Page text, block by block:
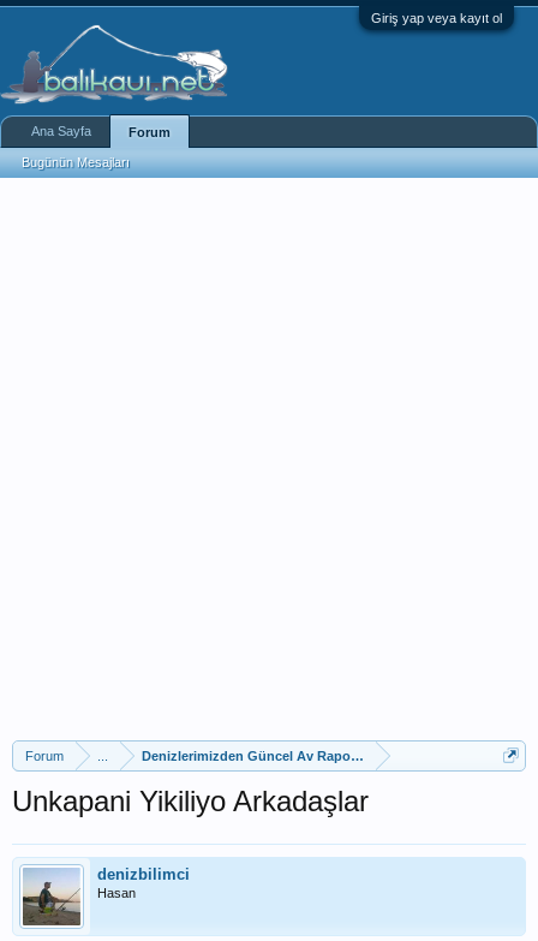
Giriş yap veya kayıt ol
Forum Denizlerimizden Güncel Av Raporları
Unkapani Yikiliyo Arkadaşlar
denizbilimci
Hasan
Ana Sayfa Forum
Bugünün Mesajları